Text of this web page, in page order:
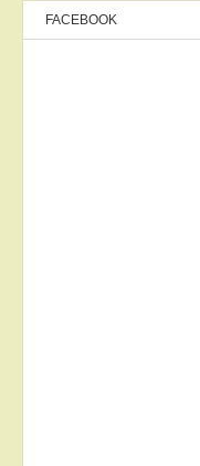
FACEBOOK